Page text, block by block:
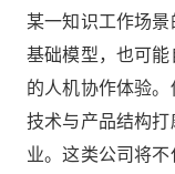
某一知识工作场
基础模型，也可
的人机协作体验
技术与产品结构
业。这类公司将